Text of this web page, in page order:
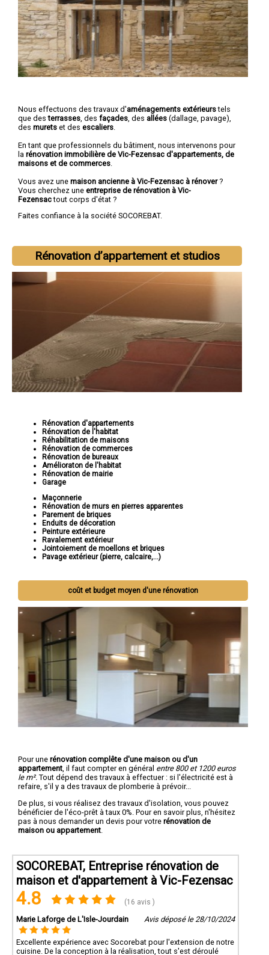
Nous effectuons des travaux d'aménagements extérieurstels
que desterrasses , des façades , des allées (dallage, pavage),
des murets et des escaliers
En tant que professionnels du bâtiment, nous intervenons pour
la rénovation immobilière de Vic-Fezensac d'appartements, de
maisons et de commerces
Vous avez une maison ancienne à Vic-Fezensac à rénover?
Vous cherchez une entreprise de rénovation à Vic-
Fezensactout corps d'état ?
Faites confiance à la société SOCOREBAT.
Rénovation d’appartement et studios
Rénovation d'appartements
Rénovation de l'habitat
Réhabilitation de maisons
Rénovation de commerces
Rénovation de bureaux
Amélioraton de l'habitat
Rénovation de mairie
Garage
Maçonnerie
Rénovation de murs en pierres apparentes
Parement de briques
Enduits de décoration
Peinture extérieure
Ravalement extérieur
Jointoiement de moellons et briques
Pavage extérieur (pierre, calcaire,...)
coût et budget moyen d'une rénovation
Pour une rénovation complête d'une maison ou d'un
appartement , il faut compter en général entre 800 et 1200 euros
le m². Tout dépend des travaux à effectuer : si l'électricité est à
refaire, s'il y a des travaux de plomberie à prévoir...
De plus, si vous réalisez des travaux d'isolation, vous pouvez
bénéficier de l'éco-prêt à taux 0%. Pour en savoir plus, n'hésitez
pas à nous demander un devis pour votre rénovation de
maison ou appartement
SOCOREBAT, Entreprise rénovation de
maison et d'appartement à Vic-Fezensac
4.8 (16 avis )
Marie Laforge de L'Isle-Jourdain Avis déposé le 28/10/2024
Excellente expérience avec Socorebat pour l'extension de notre
cuisine. De la conception à la réalisation, tout s'est déroulé